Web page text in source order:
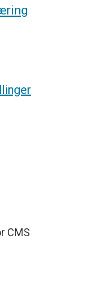
CMS